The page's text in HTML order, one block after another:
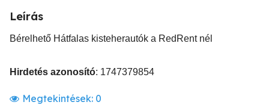
Leírás
Bérelhető Hátfalas kisteherautók a RedRent nél
Hirdetés azonosító: 1747379854
Megtekintések: 0